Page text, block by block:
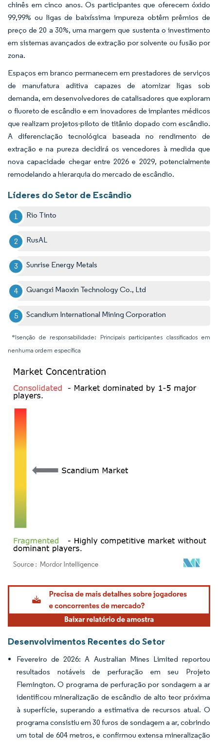
chinês em cinco anos. Os participantes que oferecem óxido
99,99% ou ligas de baixíssima impureza obtêm prêmios de
preço de 20 a 30%, uma margem que sustenta o investimento
em sistemas avançados de extração por solvente ou fusão por
zona.
Espaços em branco permanecem em prestadores de serviços
de manufatura aditiva capazes de atomizar ligas sob
demanda, em desenvolvedores de catalisadores que exploram
o fluoreto de escândio e em inovadores de implantes médicos
que realizam projetos-piloto de titânio dopado com escândio.
A diferenciação tecnológica baseada no rendimento de
extração e na pureza decidirá os vencedores à medida que
nova capacidade chegar entre 2026 e 2029, potencialmente
remodelando a hierarquia do mercado de escândio.
Líderes do Setor de Escândio
Rio Tinto
RusAL
Sunrise Energy Metals
Guangxi Maoxin Technology Co., Ltd
Scandium International Mining Corporation
*Isenção de responsabilidade: Principais participantes classificados em
nenhuma ordem específica
Imagem © Mordor Intelligence. O reuso requer atribuição conforme CC BY 4.0.
Desenvolvimentos Recentes do Setor
Fevereiro de 2026: A Australian Mines Limited reportou
resultados notáveis de perfuração em seu Projeto
Flemington. O programa de perfuração por sondagem a ar
identificou mineralização de escândio de alto teor próxima
à superfície, superando a estimativa de recursos atual. O
programa consistiu em 30 furos de sondagem a ar, cobrindo
um total de 604 metros, e confirmou extensa mineralização